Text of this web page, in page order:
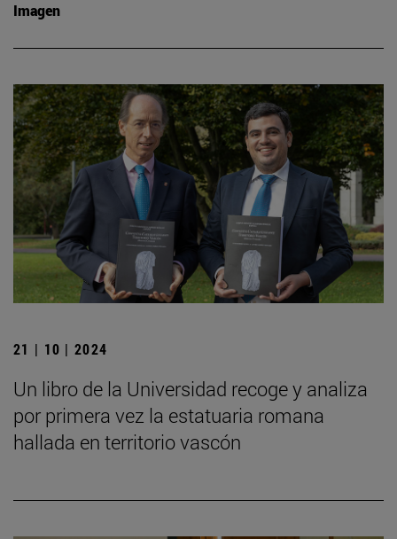
Imagen
21 | 10 | 2024
Un libro de la Universidad recoge y analiza
por primera vez la estatuaria romana
hallada en territorio vascón